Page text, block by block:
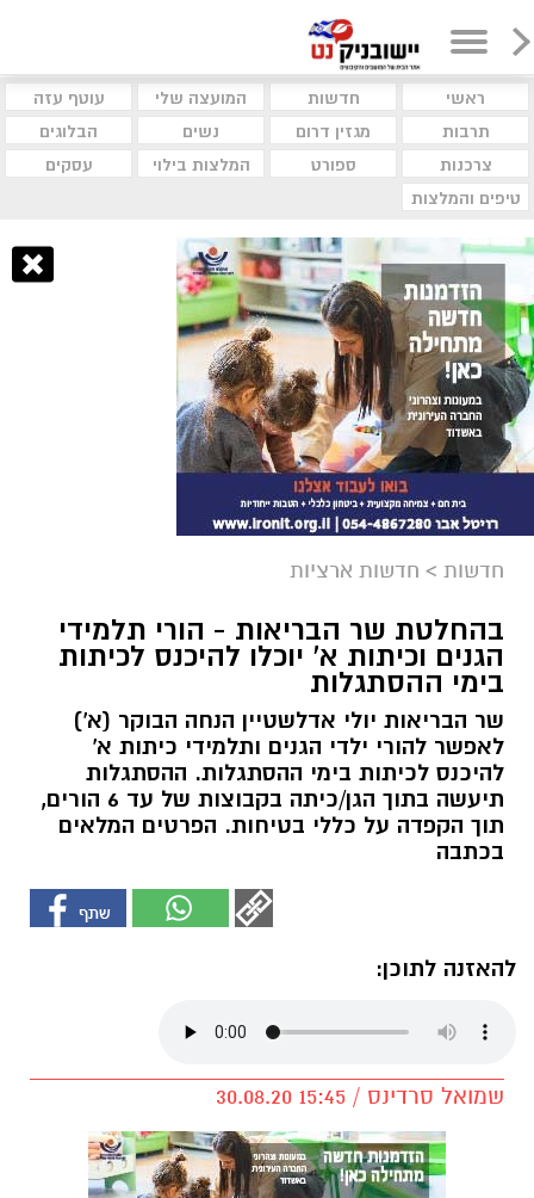
ראשי חדשות המועצה שלי
עוטף עזה
תרבות
מגזין דרום נשים
הבלוגים
צרכנות
ספורט המלצות בילוי
עסקים
טיפים והמלצות
חדשות > חדשות ארציות
בהחלטת שר הבריאות - הורי תלמידי
הגנים וכיתות א' יוכלו להיכנס לכיתות
בימי ההסתגלות
שר הבריאות יולי אדלשטיין הנחה הבוקר (א')
לאפשר להורי ילדי הגנים ותלמידי כיתות א'
להיכנס לכיתות בימי ההסתגלות. ההסתגלות
תיעשה בתוך הגן/כיתה בקבוצות של עד 6 הורים,
תוך הקפדה על כללי בטיחות. הפרטים המלאים
בכתבה
להאזנה לתוכן:
שמואל סרדינס / 15:45 30.08.20